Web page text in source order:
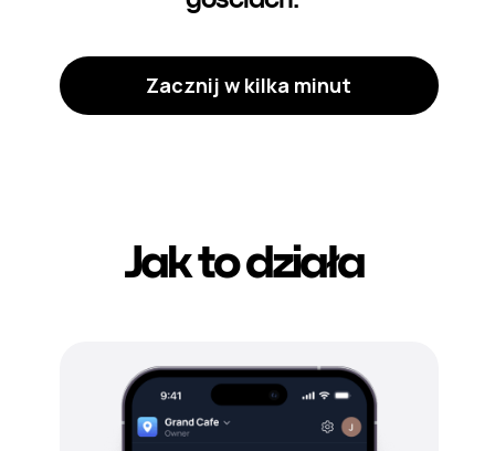
Zacznij w kilka minut
Jak to działa